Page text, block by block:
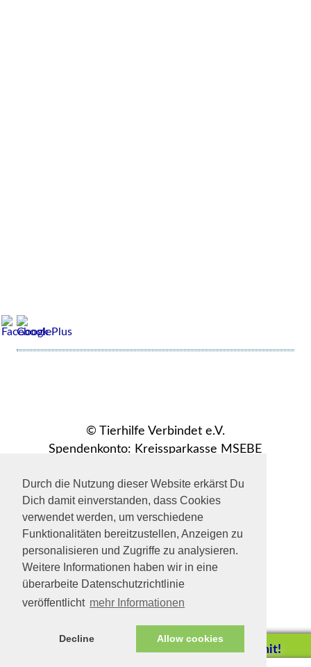
Durch die Nutzung dieser Website erkärst Du
Dich damit einverstanden, dass Cookies
verwendet werden, um verschiedene
Funktionalitäten bereitzustellen, Anzeigen zu
personalisieren und Zugriffe zu analysieren.
Weitere Informationen haben wir in eine
überarbeite Datenschutzrichtlinie
veröffentlicht mehr Informationen
Decline Allow cookies
© Tierhilfe Verbindet e.V.
Spendenkonto: Kreissparkasse MSEBE
facebook
Helfen Sie mit!